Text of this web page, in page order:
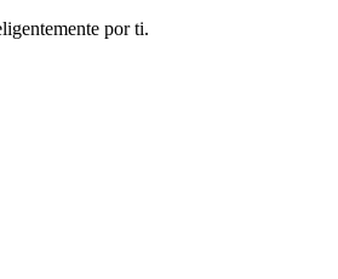
por ti.